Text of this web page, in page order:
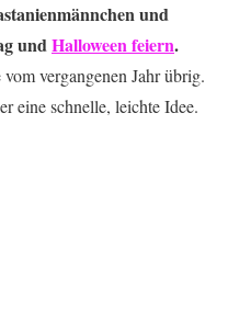
und
undHalloween feiern.
vergangenen Jahr übrig.
eine schnelle, leichte Idee.